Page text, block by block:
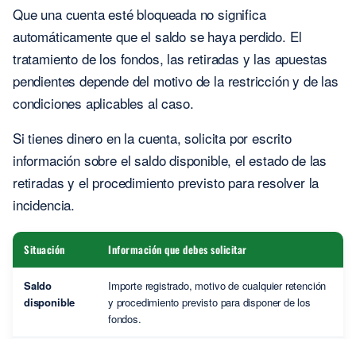
Que una cuenta esté bloqueada no significa
automáticamente que el saldo se haya perdido. El
tratamiento de los fondos, las retiradas y las apuestas
pendientes depende del motivo de la restricción y de las
condiciones aplicables al caso.
Si tienes dinero en la cuenta, solicita por escrito
información sobre el saldo disponible, el estado de las
retiradas y el procedimiento previsto para resolver la
incidencia.
Situación Información que debes solicitar
Saldo
disponible
Importe registrado, motivo de cualquier retención
y procedimiento previsto para disponer de los
fondos.